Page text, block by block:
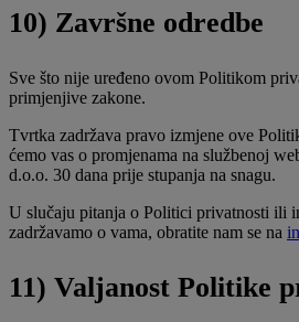
10) Završne odredbe
Sve što nije uređeno ovom Politikom
primjenjive zakone.
Tvrtka zadržava pravo izmjene ove
ćemo vas o promjenama na službenoj
d.o.o. 30 dana prije stupanja na snagu.
U slučaju pitanja o Politici privatnosti ili
zadržavamo o vama, obratite nam se na
11) Valjanost Politike